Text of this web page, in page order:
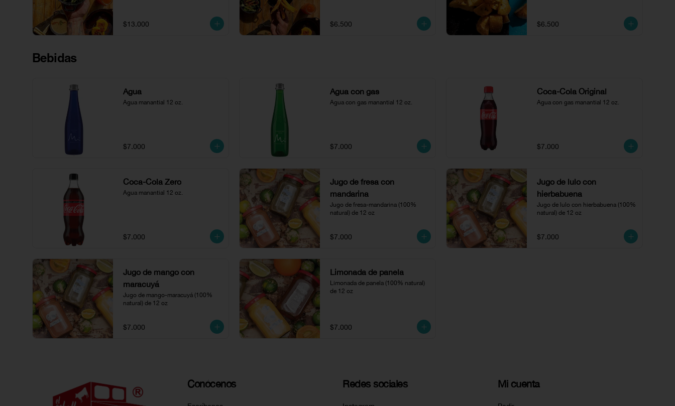
vinagreta de la casa.
$13.000 $6.500 $6.500
Bebidas
Agua
Agua manantial 12 oz.
$7.000
Agua con gas
Agua con gas manantial 12 oz.
$7.000
Coca-Cola Original
Agua con gas manantial 12 oz.
$7.000
Coca-Cola Zero
Agua manantial 12 oz.
$7.000
Jugo de fresa con
mandarina
Jugo de fresa-mandarina (100%
natural) de 12 oz
$7.000
Jugo de lulo con
hierbabuena
Jugo de lulo con hierbabuena (100%
natural) de 12 oz
$7.000
Jugo de mango con
maracuyá
Jugo de mango-maracuyá (100%
natural) de 12 oz
$7.000
Limonada de panela
Limonada de panela (100% natural)
de 12 oz
$7.000
Conócenos Redes sociales Mi cuenta